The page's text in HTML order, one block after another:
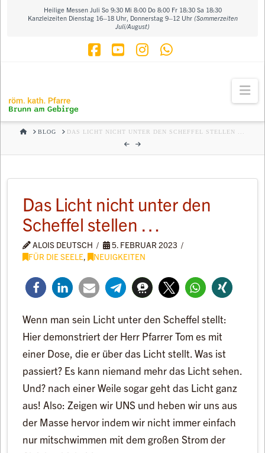
Heilige Messen Juli So 9:30 Mi 8:00 Do 8:00 Fr 18:30 Sa 18:30
Kanzleizeiten Dienstag 16–18 Uhr, Donnerstag 9–12 Uhr (Sommerzeiten
Juli/August)
HOMEBLOG DAS LICHT NICHT UNTER DEN SCHEFFEL STELLEN ...
Das Licht nicht unter den
Scheffel stellen …
ALOIS DEUTSCH
5. FEBRUAR 2023
FÜR DIE SEELE, NEUIGKEITEN
Wenn man sein Licht unter den Scheffel stellt:
Hier demonstriert der Herr Pfarrer Tom es mit
einer Dose, die er über das Licht stellt. Was ist
passiert? Es kann niemand mehr das Licht sehen.
Und? nach einer Weile sogar geht das Licht ganz
aus! Also: Zeigen wir UNS und heben wir uns aus
der Masse hervor indem wir nicht immer einfach
nur mitschwimmen mit dem großen Strom der